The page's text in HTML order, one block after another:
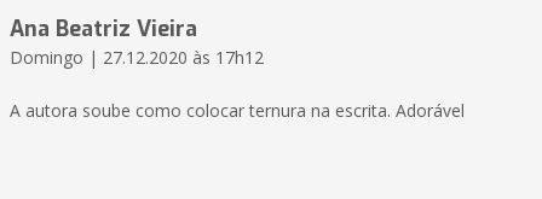
Ana Beatriz Vieira
Domingo | 27.12.2020 às 17h12
A autora soube como colocar ternura na escrita. Adorável